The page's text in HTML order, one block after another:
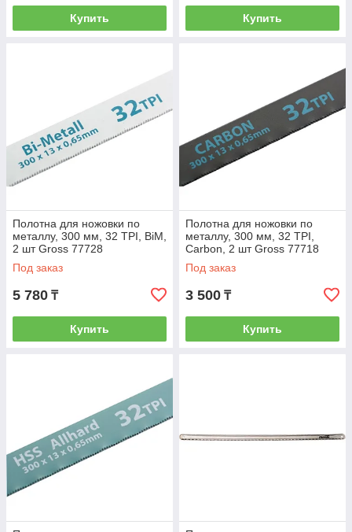
Купить Купить
Полотна для ножовки по
металлу, 300 мм, 32 TPI, BiM,
2 шт Gross 77728
Под заказ
5 780 ₸
Купить
Полотна для ножовки по
металлу, 300 мм, 32 TPI,
Carbon, 2 шт Gross 77718
Под заказ
3 500 ₸
Купить